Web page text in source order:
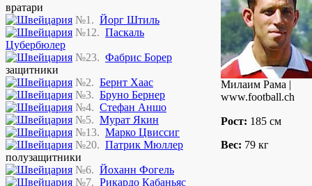
вратари
№1. Йорг Штиль
№12. Паскаль
Цубербюлер
№23. Фабрис Борер
защитники
№2. Бернт Хаас
№3. Бруно Бернер
№4. Стефан Аншо
№5. Мурат Якин
№13. Марко Цвиссиг
№20. Патрик Мюллер
полузащитники
№6. Йоханн Фогель
№7. Рикардо Кабаньяс
Милаим Рама |
www.football.ch
Рост: 185 см
Вес: 79 кг